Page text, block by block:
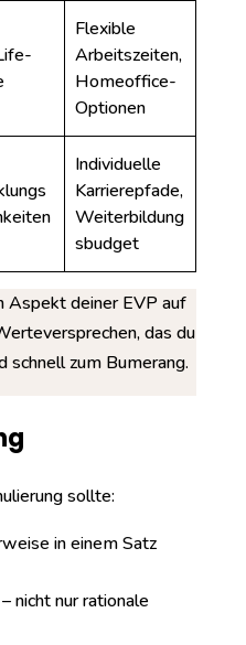
Flexible
Arbeitszeiten,
Homeoffice-
Optionen
Individuelle
Karrierepfade,
Weiterbildung
sbudget
Aspekt deiner EVP auf
das du
schnell zum Bumerang.
sollte:
in einem Satz
nicht nur rationale